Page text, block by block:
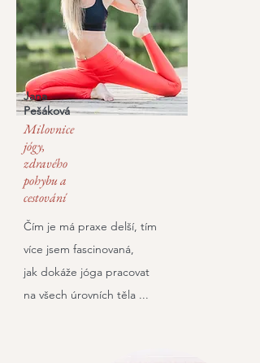
Jana
Pešáková
Milovnice
jógy,
zdravého
pohybu a
cestování
Čím je má praxe delší, tím
více jsem fascinovaná,
jak dokáže jóga pracovat
na všech úrovních těla ...